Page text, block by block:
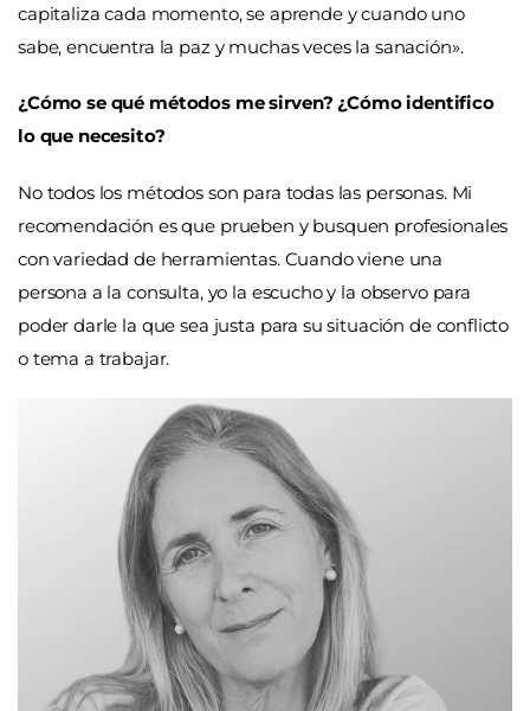
capitaliza cada momento, se aprende y cuando uno
sabe, encuentra la paz y muchas veces la sanación».
¿Cómo se qué métodos me sirven? ¿Cómo identifico
lo que necesito?
No todos los métodos son para todas las personas. Mi
recomendación es que prueben y busquen profesionales
con variedad de herramientas. Cuando viene una
persona a la consulta, yo la escucho y la observo para
poder darle la que sea justa para su situación de conflicto
o tema a trabajar.